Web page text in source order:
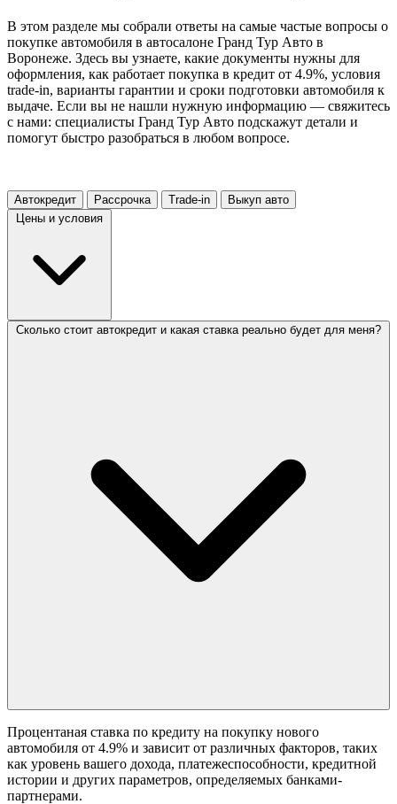
В этом разделе мы собрали ответы на самые частые вопросы о
покупке автомобиля в автосалоне Гранд Тур Авто в
Воронеже. Здесь вы узнаете, какие документы нужны для
оформления, как работает покупка в кредит от 4.9%, условия
trade-in, варианты гарантии и сроки подготовки автомобиля к
выдаче. Если вы не нашли нужную информацию — свяжитесь
с нами: специалисты Гранд Тур Авто подскажут детали и
помогут быстро разобраться в любом вопросе.
Автокредит Рассрочка Trade-in
Выкуп авто
Цены и условия
Сколько стоит автокредит и какая ставка реально будет для меня?
Процентаная ставка по кредиту на покупку нового
автомобиля от 4.9% и зависит от различных факторов, таких
как уровень вашего дохода, платежеспособности, кредитной
истории и других параметров, определяемых банками-
партнерами.